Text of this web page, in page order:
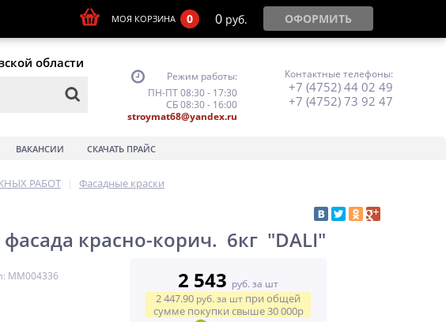
области
Режим работы:
ПН-ПТ 08:30 - 17:30
СБ 08:30 - 16:00
stroymat68@yandex.ru
Контактные телефоны:
+7 (4752) 44 02 49
+7 (4752) 73 92 47
ВАКАНСИИ СКАЧАТЬ ПРАЙС
РАБОТ |
Фасадные краски
красно-корич. 6кг "DALI"
ММ004336 2 543 руб. за шт
2 447.90 руб. за шт при общей
сумме покупки свыше30 000р
МОЯ КОРЗИНА 0 0 руб. ОФОРМИТЬ